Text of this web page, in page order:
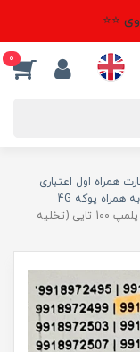
⭐⭐
0
همراه اول اعتباری
سیم کارت اعتباری همراه اول 0991 با پوکه 4G پک پلمپ 100 تایی (تخلیه